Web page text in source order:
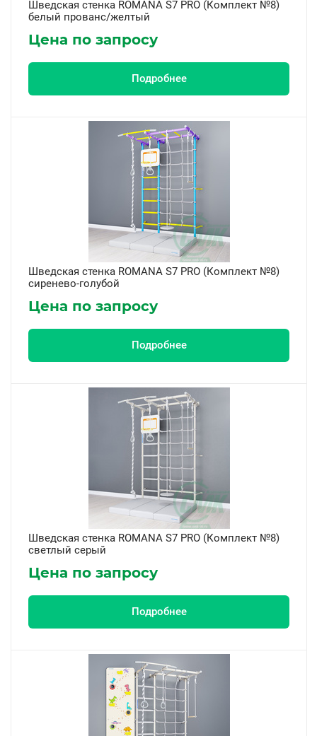
Шведская стенка ROMANA S7 PRO (Комплект №8)
белый прованс/желтый
Цена по запросу
Подробнее
Шведская стенка ROMANA S7 PRO (Комплект №8)
сиренево-голубой
Цена по запросу
Подробнее
Шведская стенка ROMANA S7 PRO (Комплект №8)
светлый серый
Цена по запросу
Подробнее